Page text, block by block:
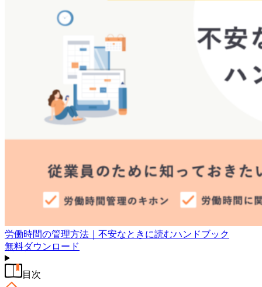
労働時間の管理方法｜不安なときに読むハンドブック
無料ダウンロード
目次